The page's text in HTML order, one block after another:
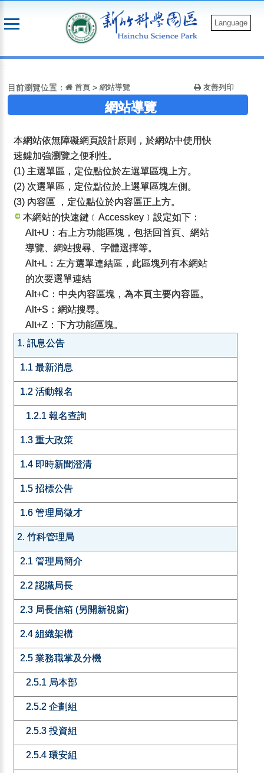
到
Language
目前瀏覽位置： 首頁 >網站導覽 友善列印
網站導覽
本網站依無障礙網頁設計原則，於網站中使用快
速鍵加強瀏覽之便利性。
(1) 主選單區，定位點位於左選單區塊上方。
(2) 次選單區，定位點位於上選單區塊左側。
(3) 內容區 ，定位點位於內容區正上方。
本網站的快速鍵﹝Accesskey﹞設定如下：
Alt+U：右上方功能區塊，包括回首頁、網站
導覽、網站搜尋、字體選擇等。
Alt+L：左方選單連結區，此區塊列有本網站
的次要選單連結
Alt+C：中央內容區塊，為本頁主要內容區。
Alt+S：網站搜尋。
Alt+Z：下方功能區塊。
1. 訊息公告
1.1 最新消息
1.2 活動報名
1.2.1 報名查詢
1.3 重大政策
1.4 即時新聞澄清
1.5 招標公告
1.6 管理局徵才
2. 竹科管理局
2.1 管理局簡介
2.2 認識局長
2.3 局長信箱 (另開新視窗)
2.4 組織架構
2.5 業務職掌及分機
2.5.1 局本部
2.5.2 企劃組
2.5.3 投資組
2.5.4 環安組